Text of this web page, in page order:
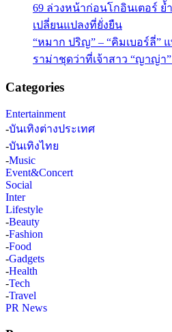
69 ล่วงหน้าก่อนโกอินเตอร์ ย้
เปลี่ยนแปลงที่ยั่งยืน
“หมาก ปริญ” – “คิมเบอร์ลี่”
ราม่าชุดว่าที่เจ้าสาว “ญาญ่า
Categories
Entertainment
-บันเทิงต่างประเทศ
-บันเทิงไทย
-Music
Event&Concert
Social
Inter
Lifestyle
-Beauty
-Fashion
-Food
-Gadgets
-Health
-Tech
-Travel
PR News